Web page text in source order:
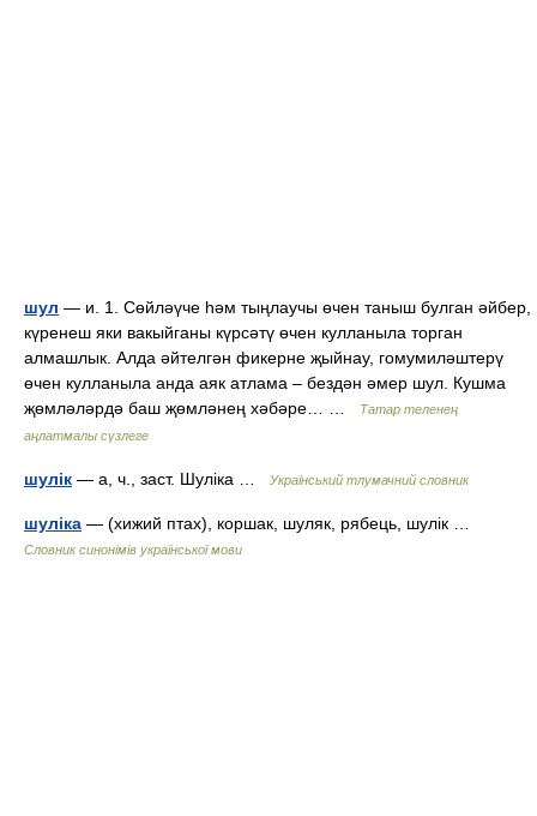
шул — и. 1. Сөйләүче һәм тыңлаучы өчен таныш булган әйбер,
күренеш яки вакыйганы күрсәтү өчен кулланыла торган
алмашлык. Алда әйтелгән фикерне җыйнау, гомумиләштерү
өчен кулланыла анда аяк атлама – бездән әмер шул. Кушма
җөмләләрдә баш җөмләнең хәбәре… …
Татар теленең
аңлатмалы сүзлеге
шулік — а, ч., заст. Шуліка … Український тлумачний словник
шуліка — (хижий птах), коршак, шуляк, рябець, шулік …
Словник синонімів української мови